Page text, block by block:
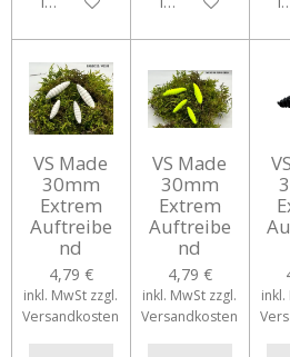
VS Made
30mm
Extrem
Auftreibe
nd
4,79 €
inkl. MwSt zzgl.
Versandkosten
VS Made
30mm
Extrem
Auftreibe
nd
4,79 €
inkl. MwSt zzgl.
Versandkosten
inkl.